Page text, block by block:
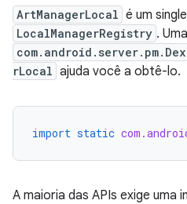
ArtManagerLocal é um
LocalManagerRegistry .
rLocal ajuda você a obtê-lo.
import static
A maioria das APIs exige uma